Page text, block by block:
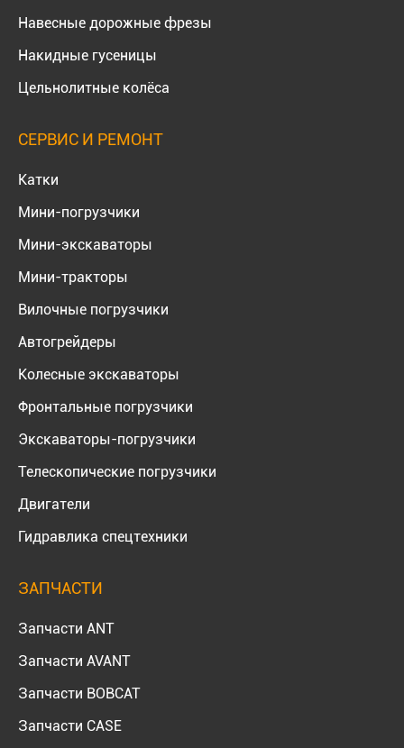
Навесные дорожные фрезы
Накидные гусеницы
Цельнолитные колёса
СЕРВИС И РЕМОНТ
Катки
Мини-погрузчики
Мини-экскаваторы
Мини-тракторы
Вилочные погрузчики
Автогрейдеры
Колесные экскаваторы
Фронтальные погрузчики
Экскаваторы-погрузчики
Телескопические погрузчики
Двигатели
Гидравлика спецтехники
ЗАПЧАСТИ
Запчасти ANT
Запчасти AVANT
Запчасти BOBCAT
Запчасти CASE